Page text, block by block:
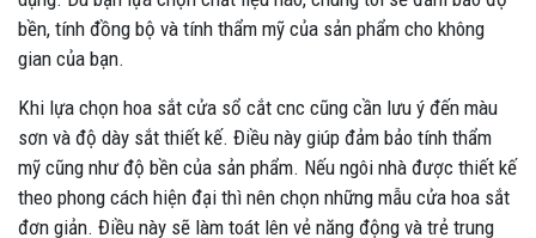
bền, tính đồng bộ và tính thẩm mỹ của sản phẩm cho không
gian của bạn.
Khi lựa chọn hoa sắt cửa sổ cắt cnc cũng cần lưu ý đến màu
sơn và độ dày sắt thiết kế. Điều này giúp đảm bảo tính thẩm
mỹ cũng như độ bền của sản phẩm. Nếu ngôi nhà được thiết kế
theo phong cách hiện đại thì nên chọn những mẫu cửa hoa sắt
đơn giản. Điều này sẽ làm toát lên vẻ năng động và trẻ trung